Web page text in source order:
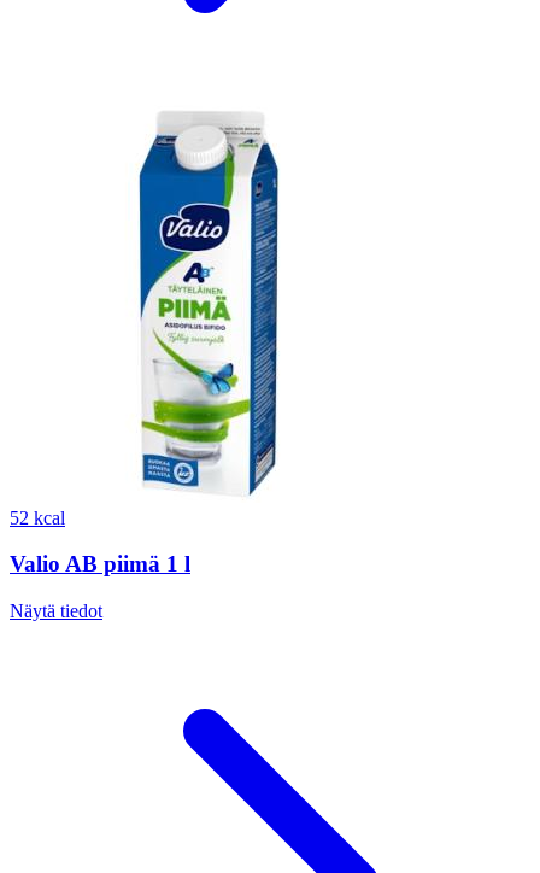
52 kcal
Valio AB piimä 1 l
Näytä tiedot